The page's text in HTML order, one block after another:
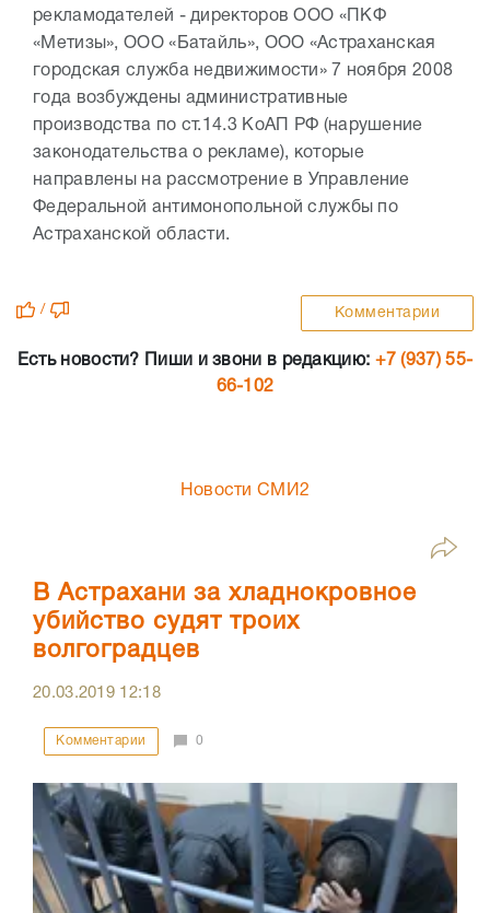
рекламодателей - директоров ООО «ПКФ
«Метизы», ООО «Батайль», ООО «Астраханская
городская служба недвижимости» 7 ноября 2008
года возбуждены административные
производства по ст.14.3 КоАП РФ (нарушение
законодательства о рекламе), которые
направлены на рассмотрение в Управление
Федеральной антимонопольной службы по
Астраханской области.
/ Комментарии
Есть новости? Пиши и звони в редакцию: +7 (937) 55-
66-102
Новости СМИ2
В Астрахани за хладнокровное
убийство судят троих
волгоградцев
20.03.2019 12:18
Комментарии 0